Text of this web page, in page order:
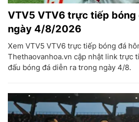
VTV5 VTV6 trực tiếp bóng
ngày 4/8/2026
Xem VTV5 VTV6 trực tiếp bóng đá
Thethaovanhoa.vn cập nhật link trực
đấu bóng đá diễn ra trong ngày 4/8.